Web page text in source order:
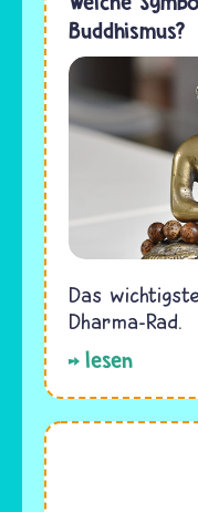
Buddhismus?
Das
Dharma-Rad.
lesen
Buddhismus